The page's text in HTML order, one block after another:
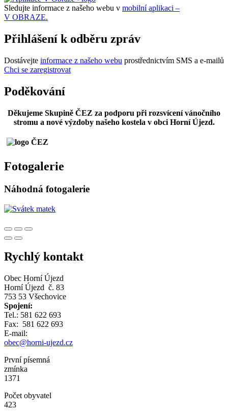
Sledujte informace z našeho webu v mobilní aplikaci –
V OBRAZE.
Přihlášení k odběru zpráv
Dostávejte informace z našeho webu prostřednictvím SMS a e-mailů
Chci se zaregistrovat
Poděkování
Děkujeme Skupině ČEZ za podporu při rozsvícení vánočního
stromu a nové výzdoby našeho kostela v obci Horní Újezd.
Fotogalerie
Náhodná fotogalerie
Rychlý kontakt
Obec Horní Újezd
Horní Újezd č. 83
753 53 Všechovice
Spojení:
Tel.: 581 622 693
Fax: 581 622 693
E-mail:
obec@horni-ujezd.cz
První písemná
zmínka
1371
Počet obyvatel
423